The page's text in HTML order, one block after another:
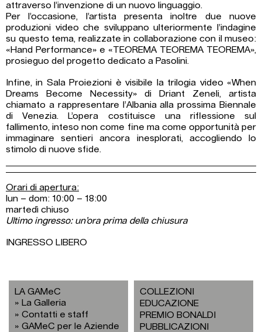
attraverso l’invenzione di un nuovo linguaggio.
Per l’occasione, l’artista presenta inoltre due nuove
produzioni video che sviluppano ulteriormente l’indagine
su questo tema, realizzate in collaborazione con il museo:
«Hand Performance» e «TEOREMA TEOREMA TEOREMA»,
prosieguo del progetto dedicato a Pasolini.
Infine, in Sala Proiezioni è visibile la trilogia video «When
Dreams Become Necessity» di Driant Zeneli, artista
chiamato a rappresentare l’Albania alla prossima Biennale
di Venezia. L’opera costituisce una riflessione sul
fallimento, inteso non come fine ma come opportunità per
immaginare sentieri ancora inesplorati, accogliendo lo
stimolo di nuove sfide.
Orari di apertura:
lun – dom: 10:00 – 18:00
martedì chiuso
Ultimo ingresso: un’ora prima della chiusura
INGRESSO LIBERO
LA GAMeC
La Galleria
Contatti e staff
GAMeC per le Aziende
COLLEZIONI
EDUCAZIONE
PREMIO BONALDI
PUBBLICAZIONI